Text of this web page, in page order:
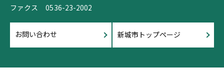
ファクス
0536-23-2002
お問い合わせ 新城市トップページ